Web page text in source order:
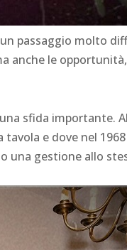
passaggio molto
anche le
sfida importante.
e dove nel
una gestione allo